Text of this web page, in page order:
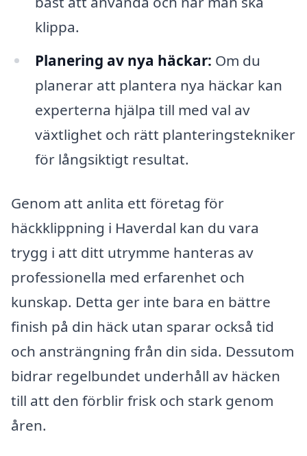
klippa.
Planering av nya häckar: Om du
planerar att plantera nya häckar kan
experterna hjälpa till med val av
växtlighet och rätt planteringstekniker
för långsiktigt resultat.
Genom att anlita ett företag för
häckklippning i Haverdal kan du vara
trygg i att ditt utrymme hanteras av
professionella med erfarenhet och
kunskap. Detta ger inte bara en bättre
finish på din häck utan sparar också tid
och ansträngning från din sida. Dessutom
bidrar regelbundet underhåll av häcken
till att den förblir frisk och stark genom
åren.